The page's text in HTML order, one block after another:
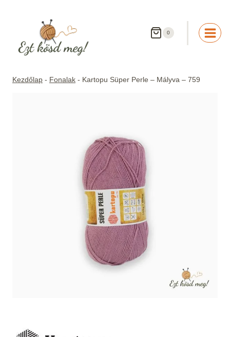
0
Kezdőlap - Fonalak - Kartopu Süper Perle – Mályva – 759